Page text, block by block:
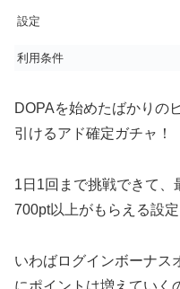
設定
利用条件
DOPAを始めたばかりの
引けるアド確定ガチャ！
1日1回まで挑戦できて
700pt以上がもらえる設定
いわばログインボーナス
にポイントは増えていく